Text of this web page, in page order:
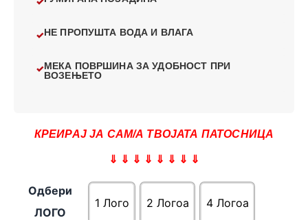
НЕ ПРОПУШТА ВОДА И ВЛАГА
МЕКА ПОВРШИНА ЗА УДОБНОСТ ПРИ
ВОЗЕЊЕТО
КРЕИРАЈ ЈА САМ/А ТВОЈАТА ПАТОСНИЦА
⇓ ⇓ ⇓ ⇓ ⇓ ⇓ ⇓ ⇓
Одбери
ЛОГО
1 Лого 2 Логоa 4 Логоa